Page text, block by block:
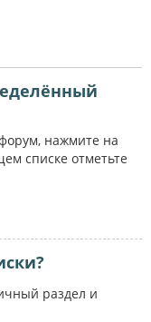
нажмите на
списке отметьте
раздел и